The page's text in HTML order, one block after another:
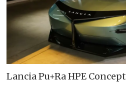
Lancia Pu+Ra HPE Concept